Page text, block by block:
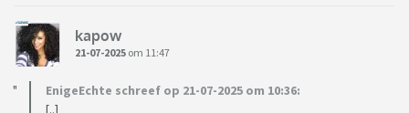
kapow
21-07-2025 om 11:47
EnigeEchte schreef op 21-07-2025 om 10:36:
[..]